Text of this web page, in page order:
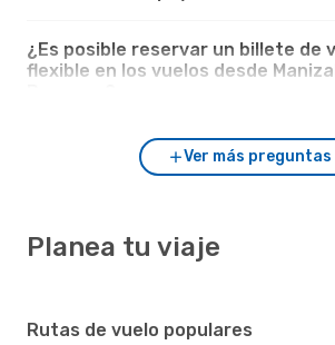
¿Es posible reservar un billete de
flexible en los vuelos desde
Ver más preguntas
Planea tu viaje
Rutas de vuelo populares